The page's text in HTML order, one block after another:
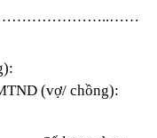
(vợ/ chồng):